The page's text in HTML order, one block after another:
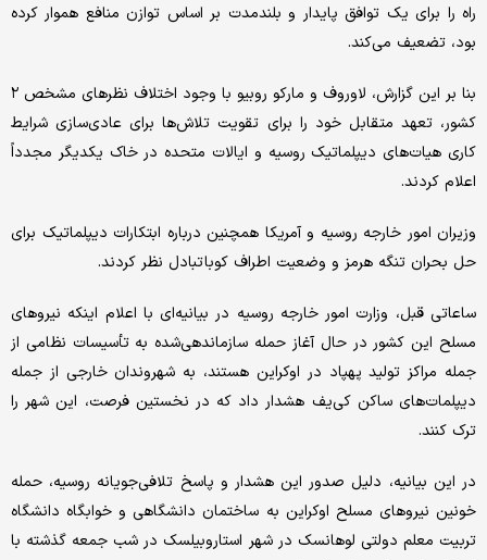
راه را برای یک توافق پایدار و بلندمدت بر اساس توازن منافع هموار کرده
بود، تضعیف می‌کند.
بنا بر این گزارش، لاوروف و مارکو روبیو با وجود اختلاف نظرهای مشخص ۲
کشور، تعهد متقابل خود را برای تقویت تلاش‌ها برای عادی‌سازی شرایط
کاری هیات‌های دیپلماتیک روسیه و ایالات متحده در خاک یکدیگر مجدداً
اعلام کردند.
وزیران امور خارجه روسیه و آمریکا همچنین درباره ابتکارات دیپلماتیک برای
حل بحران تنگه هرمز و وضعیت اطراف کوبا تبادل نظر کردند.
ساعاتی قبل، وزارت امور خارجه روسیه در بیانیه‌ای با اعلام اینکه نیروهای
مسلح این کشور در حال آغاز حمله سازماندهی‌شده به تأسیسات نظامی از
جمله مراکز تولید پهپاد در اوکراین هستند، به شهروندان خارجی از جمله
دیپلمات‌های ساکن کی‌یف هشدار داد که در نخستین فرصت، این شهر را
ترک کنند.
در این بیانیه، دلیل صدور این هشدار و پاسخ تلافی‌جویانه روسیه،‌ حمله
خونین نیروهای مسلح اوکراین به ساختمان دانشگاهی و خوابگاه دانشگاه
تربیت معلم دولتی لوهانسک در شهر استاروبیلسک در شب جمعه گذشته با